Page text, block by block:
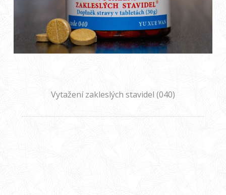
Vytažení zakleslých stavidel (040)